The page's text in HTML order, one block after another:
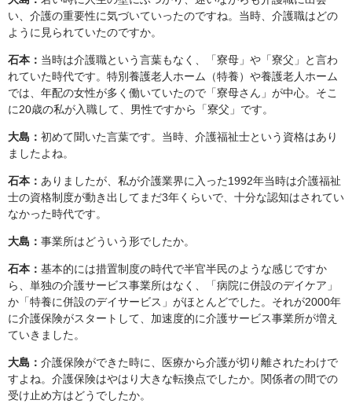
い、介護の重要性に気づいていったのですね。当時、介護職はどの
ように見られていたのですか。
石本： 当時は介護職という言葉もなく、「寮母」や「寮父」と言わ
れていた時代です。特別養護老人ホーム（特養）や養護老人ホーム
では、年配の女性が多く働いていたので「寮母さん」が中心。そこ
に20歳の私が入職して、男性ですから「寮父」です。
大島： 初めて聞いた言葉です。当時、介護福祉士という資格はあり
ましたよね。
石本： ありましたが、私が介護業界に入った1992年当時は介護福祉
士の資格制度が動き出してまだ3年くらいで、十分な認知はされてい
なかった時代です。
大島： 事業所はどういう形でしたか。
石本： 基本的には措置制度の時代で半官半民のような感じですか
ら、単独の介護サービス事業所はなく、「病院に併設のデイケア」
か「特養に併設のデイサービス」がほとんどでした。それが2000年
に介護保険がスタートして、加速度的に介護サービス事業所が増え
ていきました。
大島： 介護保険ができた時に、医療から介護が切り離されたわけで
すよね。介護保険はやはり大きな転換点でしたか。関係者の間での
受け止め方はどうでしたか。